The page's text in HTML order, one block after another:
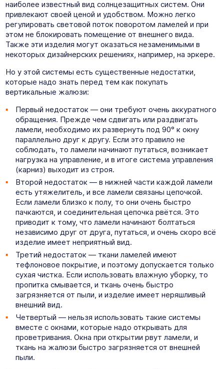
наиболее известный вид солнцезащитных систем. Они
привлекают своей ценой и удобством. Можно легко
регулировать световой поток поворотом ламелей и при
этом не блокировать помещение от внешнего вида.
Также эти изделия могут оказаться незаменимыми в
некоторых дизайнерских решениях, например, на эркере.
Но у этой системы есть существенные недостатки,
которые надо знать перед тем как покупать
вертикальные жалюзи:
Первый недостаток — они требуют очень аккуратного
обращения. Прежде чем сдвигать или раздвигать
ламели, необходимо их развернуть под 90° к окну
параллельно друг к другу. Если это правило не
соблюдать, то ламели начинают путаться, возникает
нагрузка на управление, и в итоге система управления
(карниз) выходит из строя.
Второй недостаток — в нижней части каждой ламели
есть утяжелитель, и все ламели связаны цепочкой.
Если ламели близко к полу, то они очень быстро
пачкаются, и соединительная цепочка рвётся. Это
приводит к тому, что ламели начинают болтаться
независимо друг от друга, путаться, и очень скоро всё
изделие имеет неприятный вид.
Третий недостаток — ткани ламелей имеют
тефлоновое покрытие, и поэтому допускается только
сухая чистка. Если использовать влажную уборку, то
пропитка смывается, и ткань очень быстро
загрязняется от пыли, и изделие имеет неряшливый
внешний вид.
Четвертый — нельзя использовать такие системы
вместе с окнами, которые надо открывать для
проветривания. Окна при открытии рвут ламели, и
ткань на жалюзи быстро загрязняется от внешней
пыли.